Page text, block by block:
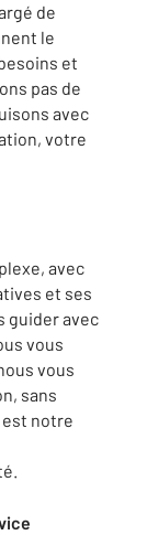
de
le
et
pas de
avec
votre
avec
et ses
guider avec
vous
vous
sans
notre